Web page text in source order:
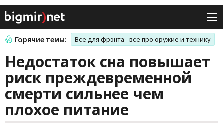
Горячие темы: Все для фронта - все про оружие и технику
Недостаток сна повышает
риск преждевременной
смерти сильнее чем
плохое питание